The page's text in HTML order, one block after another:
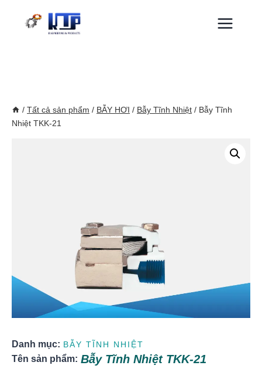
/ Tất cả sản phẩm / BẪY HƠI / Bẫy Tĩnh Nhiệt / Bẫy Tĩnh
Nhiệt TKK-21
Danh mục: BẪY TĨNH NHIỆT
Tên sản phẩm: Bẫy Tĩnh Nhiệt TKK-21